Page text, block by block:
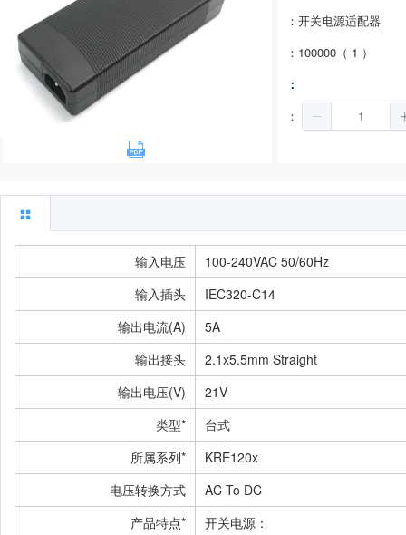
：开关电源适配器
：100000（ 1 ）
：
：
输入电压
100-240VAC 50/60Hz
输入插头
IEC320-C14
输出电流(A)
5A
输出接头
2.1x5.5mm Straight
输出电压(V)
21V
类型*
台式
所属系列*
KRE120x
电压转换方式
AC To DC
产品特点*
开关电源：